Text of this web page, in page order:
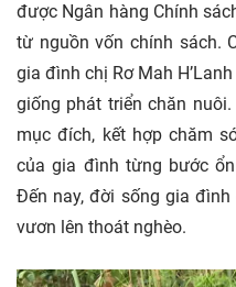
được Ngân hàng Chính
từ nguồn vốn chính sách.
gia đình chị Rơ Mah
giống phát triển chăn
mục đích, kết hợp chăm
của gia đình từng bước
Đến nay, đời sống gia
vươn lên thoát nghèo.